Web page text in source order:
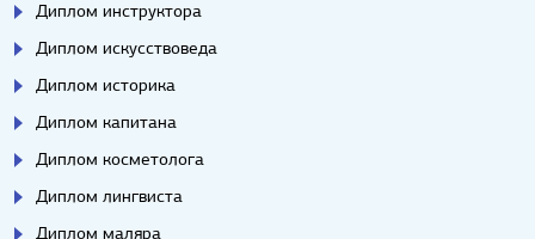
Диплом инструктора
Диплом искусствоведа
Диплом историка
Диплом капитана
Диплом косметолога
Диплом лингвиста
Диплом маляра